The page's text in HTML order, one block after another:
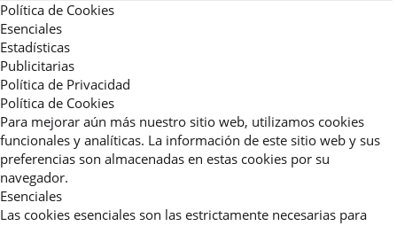
Política de Cookies
Esenciales
Estadísticas
Publicitarias
Política de Privacidad
Política de Cookies
Para mejorar aún más nuestro sitio web, utilizamos cookies
funcionales y analíticas. La información de este sitio web y sus
preferencias son almacenadas en estas cookies por su
navegador.
Esenciales
Las cookies esenciales son las estrictamente necesarias para